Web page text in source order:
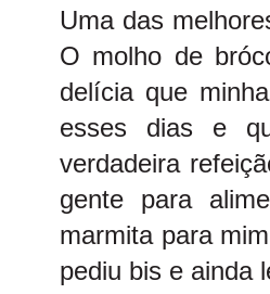
Uma das
O molho de
delícia que
esses dias e
verdadeira
gente para
marmita para
pediu bis e ainda